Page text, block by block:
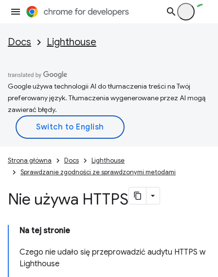
Docs Lighthouse
Google używa technologii AI do tłumaczenia treści na Twój
preferowany język. Tłumaczenia wygenerowane przez AI mogą
zawierać błędy.
Strona główna Docs
Lighthouse
Sprawdzanie zgodności ze sprawdzonymi metodami
Nie używa HTTPS
Na tej stronie
Czego nie udało się przeprowadzić audytu HTTPS w
Lighthouse